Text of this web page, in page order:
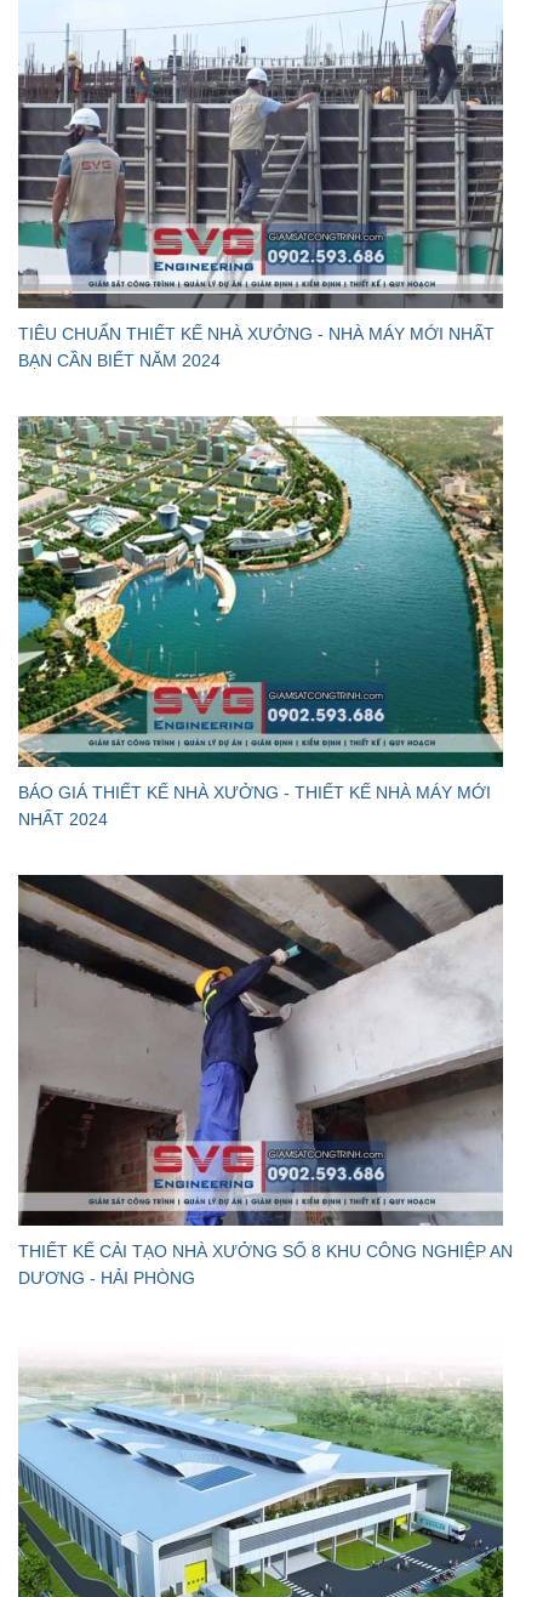
TIÊU CHUẨN THIẾT KẾ NHÀ XƯỞNG - NHÀ MÁY MỚI NHẤT
BẠN CẦN BIẾT NĂM 2024
BÁO GIÁ THIẾT KẾ NHÀ XƯỞNG - THIẾT KẾ NHÀ MÁY MỚI
NHẤT 2024
THIẾT KẾ CẢI TẠO NHÀ XƯỞNG SỐ 8 KHU CÔNG NGHIỆP AN
DƯƠNG - HẢI PHÒNG